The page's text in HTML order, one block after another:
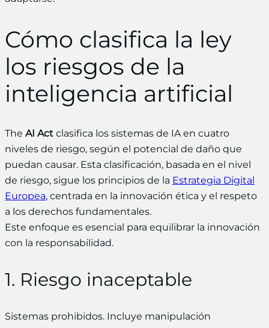
Cómo clasifica la ley
los riesgos de la
inteligencia artificial
The AI Act clasifica los sistemas de IA en cuatro
niveles de riesgo, según el potencial de daño que
puedan causar. Esta clasificación, basada en el nivel
de riesgo, sigue los principios de la Estrategia Digital
Europea, centrada en la innovación ética y el respeto
a los derechos fundamentales.
Este enfoque es esencial para equilibrar la innovación
con la responsabilidad.
1. Riesgo inaceptable
Sistemas prohibidos. Incluye manipulación